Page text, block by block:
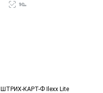
ШТРИХ-КАРТ-Ф Ilexx Lite